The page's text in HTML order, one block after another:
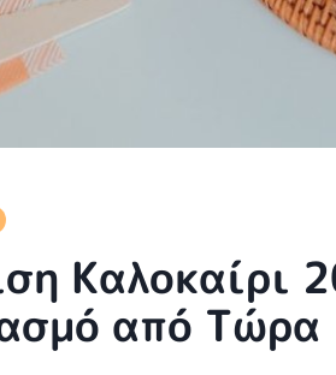
Καλοκαίρι
από Τώρα